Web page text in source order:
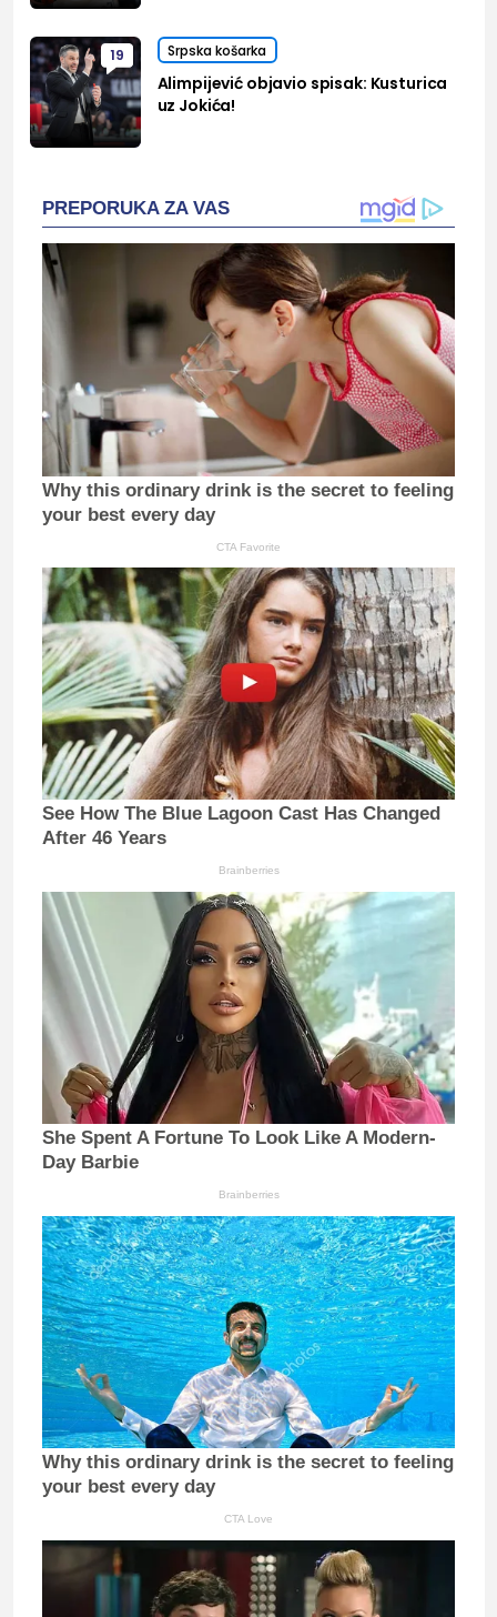
19 Srpska košarka
Alimpijević objavio spisak: Kusturica
uz Jokića!
PREPORUKA ZA VAS
Why this ordinary drink is the secret to feeling
your best every day
CTA Favorite
See How The Blue Lagoon Cast Has Changed
After 46 Years
Brainberries
She Spent A Fortune To Look Like A Modern-
Day Barbie
Brainberries
Why this ordinary drink is the secret to feeling
your best every day
CTA Love